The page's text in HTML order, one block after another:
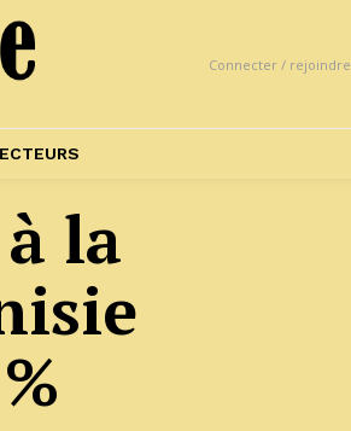
Connecter / rejoindre
la